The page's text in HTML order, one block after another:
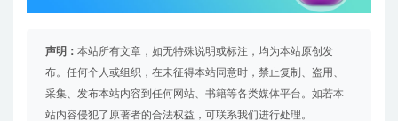
声明： 本站所有文章，如无特殊说明或标注，均为本站原创发
布。任何个人或组织，在未征得本站同意时，禁止复制、盗用、
采集、发布本站内容到任何网站、书籍等各类媒体平台。如若本
站内容侵犯了原著者的合法权益，可联系我们进行处理。